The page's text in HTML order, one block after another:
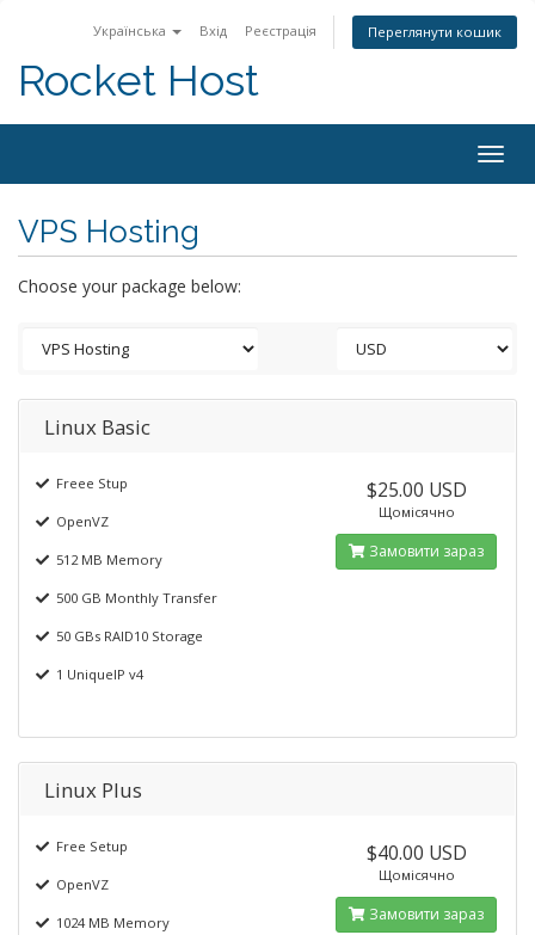
Українська Вхід Реєстрація Переглянути кошик
Rocket Host
VPS Hosting
Choose your package below:
Linux Basic
Freee Stup
OpenVZ
512 MB Memory
500 GB Monthly Transfer
50 GBs RAID10 Storage
1 UniqueIP v4
$25.00 USD
Щомісячно
Замовити зараз
Linux Plus
Free Setup
OpenVZ
1024 MB Memory
$40.00 USD
Щомісячно
Замовити зараз